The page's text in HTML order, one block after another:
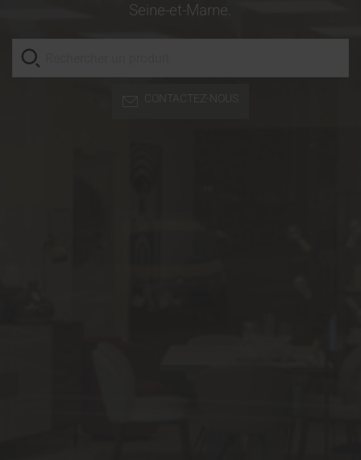
Seine-et-Marne.
CONTACTEZ-NOUS